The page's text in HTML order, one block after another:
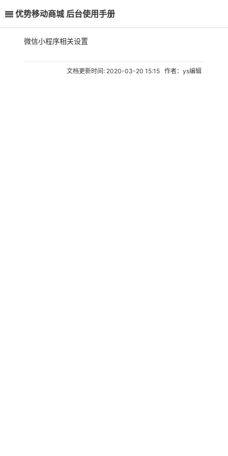
优势移动商城 后台使用手册
微信小程序相关设置
文档更新时间: 2020-03-20 15:15 作者：ys编辑